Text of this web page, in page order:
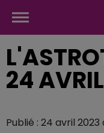
24 AVRIL
Publié : 24 avril 2023